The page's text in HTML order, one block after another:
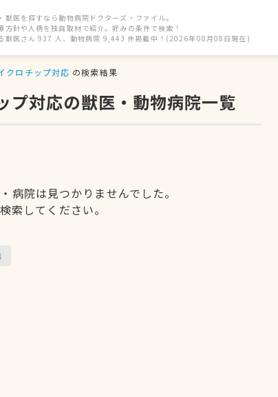
獣医を探すなら動物病院ドクターズ・ファイル。
方針や人柄を独自取材で紹介。好みの条件で検索！
獣医さん 937 人、動物病院 9,443 件掲載中！(2026年08月08日現在)
クロチップ対応 の検索結果
プ対応の獣医・動物病院一覧
病院は見つかりませんでした。
索してください。